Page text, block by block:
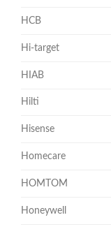
HCB
Hi-target
HIAB
Hilti
Hisense
Homecare
HOMTOM
Honeywell